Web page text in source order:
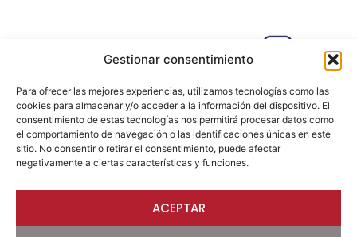
Gestionar consentimiento
Para ofrecer las mejores experiencias, utilizamos tecnologías como las
cookies para almacenar y/o acceder a la información del dispositivo. El
consentimiento de estas tecnologías nos permitirá procesar datos como
el comportamiento de navegación o las identificaciones únicas en este
sitio. No consentir o retirar el consentimiento, puede afectar
negativamente a ciertas características y funciones.
ACEPTAR
Hiberus Ecosystem Lab 50009 –
633 26 72 64
info@ajezaragoza.com
Aviso legal|Política de privacidad|Política de cookies
© 2026 AJE Zaragoza.
Desarrollado por